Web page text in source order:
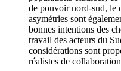
de pouvoir nord-sud, le
asymétries sont
bonnes intentions des
travail des acteurs du
considérations sont
réalistes de